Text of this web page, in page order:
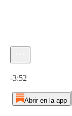
-3:52
Abrir en la app